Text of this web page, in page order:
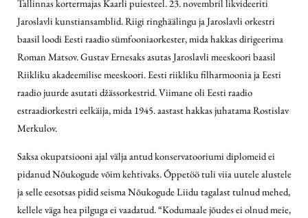
Tallinnas kortermajas Kaarli puiesteel. 23. novembril likvideeriti
Jaroslavli kunstiansamblid. Riigi ringhäälingu ja Jaroslavli orkestri
baasil loodi Eesti raadio sümfooniaorkester, mida hakkas dirigeerima
Roman Matsov. Gustav Ernesaks asutas Jaroslavli meeskoori baasil
Riikliku akadeemilise meeskoori. Eesti riikliku filharmoonia ja Eesti
raadio juurde asutati džässorkestrid. Viimane oli Eesti raadio
estraadiorkestri eelkäija, mida 1945. aastast hakkas juhatama Rostislav
Merkulov.
Saksa okupatsiooni ajal välja antud konservatooriumi diplomeid ei
pidanud Nõukogude võim kehtivaks. Õppetöö tuli viia uutele alustele
ja selle eesotsas pidid seisma Nõukogude Liidu tagalast tulnud mehed,
kellele väga hea pilguga ei vaadatud. “Kodumaale jõudes ei olnud meie,